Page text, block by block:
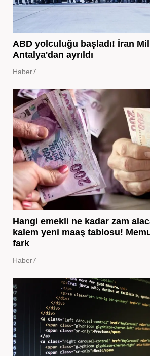
ABD yolculuğu başladı! İran
Antalya'dan ayrıldı
Haber7
Hangi emekli ne kadar zam
kalem yeni maaş tablosu!
fark
Haber7